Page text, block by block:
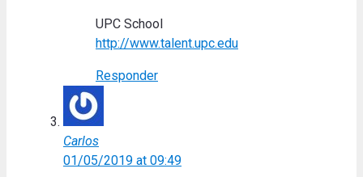
UPC School
http://www.talent.upc.edu
Responder
Carlos
01/05/2019 at 09:49